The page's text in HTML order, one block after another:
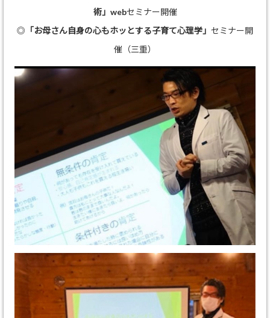
術」 webセミナー開催
◎ 「お母さん自身の心もホッとする子育て心理学」 セミナー開
催（三重）